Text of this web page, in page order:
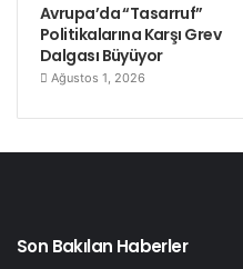
Avrupa’da “Tasarruf”
Politikalarına Karşı Grev
Dalgası Büyüyor
Ağustos 1, 2026
Son Bakılan Haberler